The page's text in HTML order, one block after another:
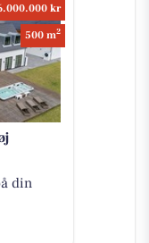
kr
500 m2
din